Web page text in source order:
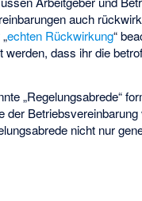
auch
echten Rückwirkung“
dass ihr die
„Regelungsabrede“
nicht nur